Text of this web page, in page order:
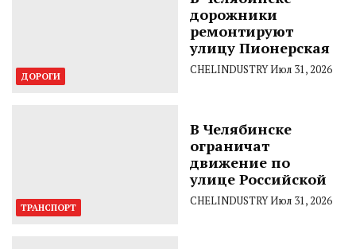
ДОРОГИ
дорожники
ремонтируют
улицу Пионерская
CHELINDUSTRYИюл 31, 2026
ТРАНСПОРТ
В Челябинске
ограничат
движение по
улице Российской
CHELINDUSTRYИюл 31, 2026